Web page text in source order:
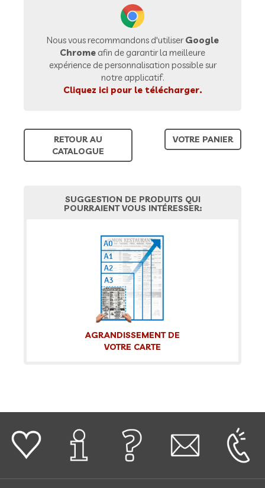
Nous vous recommandons d'utiliserGoogle
Chrome afin de garantir la meilleure
expérience de personnalisation possible sur
notre applicatif.
Cliquez ici pour le télécharger.
RETOUR AU
CATALOGUE
VOTRE PANIER
SUGGESTION DE PRODUITS QUI
POURRAIENT VOUS INTÉRESSER:
AGRANDISSEMENT DE
VOTRE CARTE